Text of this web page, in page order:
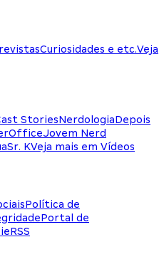
Curiosidades e etc.Veja
StoriesNerdologiaDepois
Jovem Nerd
Sr. KVeja mais em Vídeos
Política de
Portal de
RSS